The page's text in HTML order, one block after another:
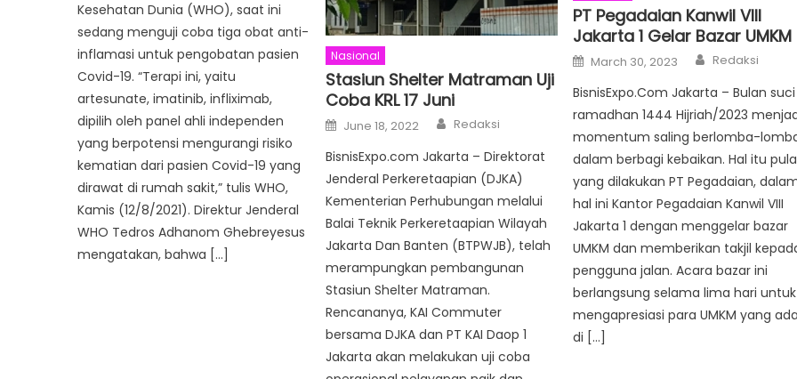
Kesehatan Dunia (WHO), saat ini
sedang menguji coba tiga obat anti-
inflamasi untuk pengobatan pasien
Covid-19. “Terapi ini, yaitu
artesunate, imatinib, infliximab,
dipilih oleh panel ahli independen
yang berpotensi mengurangi risiko
kematian dari pasien Covid-19 yang
dirawat di rumah sakit,” tulis WHO,
Kamis (12/8/2021). Direktur Jenderal
WHO Tedros Adhanom Ghebreyesus
mengatakan, bahwa […]
Nasional
Stasiun Shelter Matraman Uji
Coba KRL 17 Juni
Posted
on
June 18, 2022 Author
Redaksi
BisnisExpo.com Jakarta – Direktorat
Jenderal Perkeretaapian (DJKA)
Kementerian Perhubungan melalui
Balai Teknik Perkeretaapian Wilayah
Jakarta Dan Banten (BTPWJB), telah
merampungkan pembangunan
Stasiun Shelter Matraman.
Rencananya, KAI Commuter
bersama DJKA dan PT KAI Daop 1
Jakarta akan melakukan uji coba
PT Pegadaian Kanwil VIII
Jakarta 1 Gelar Bazar UMKM
Posted
on
March 30, 2023 Author
Redaksi
BisnisExpo.Com Jakarta – Bulan suci
ramadhan 1444 Hijriah/2023
momentum saling berlomba-
dalam berbagi kebaikan. Hal itu pula
yang dilakukan PT Pegadaian,
hal ini Kantor Pegadaian Kanwil VIII
Jakarta 1 dengan menggelar bazar
UMKM dan memberikan takjil
pengguna jalan. Acara bazar ini
berlangsung selama lima hari untuk
mengapresiasi para UMKM yang ada
di […]